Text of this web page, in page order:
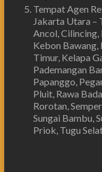
Tempat Agen
Jakarta Utara
Ancol,
Kebon Bawang,
Timur, Kelapa
Pademangan
Papanggo,
Pluit, Rawa
Rorotan,
Sungai Bambu,
Priok, Tugu